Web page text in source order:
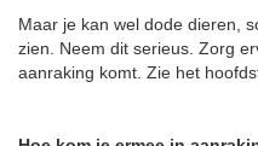
Maar je kan wel dode dieren,
zien. Neem dit serieus. Zorg
aanraking komt. Zie het